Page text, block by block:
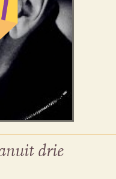
drie